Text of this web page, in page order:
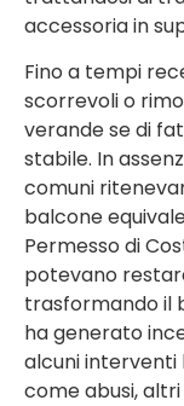
accessoria in
Fino a tempi
scorrevoli o
verande se di
stabile. In
comuni
balcone
Permesso di
potevano
trasformando il
ha generato
alcuni interventi
come abusi,